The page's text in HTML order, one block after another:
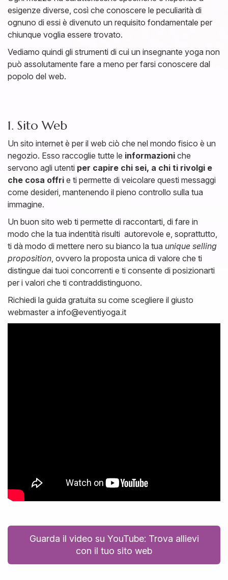
esigenze diverse, così che conoscere le peculiarità di
ognuno di essi è divenuto un requisito fondamentale per
chiunque voglia essere trovato.
Vediamo quindi gli strumenti di cui un insegnante yoga non
può assolutamente fare a meno per farsi conoscere dal
popolo del web.
1. Sito Web
Un sito internet è per il web ciò che nel mondo fisico è un
negozio. Esso raccoglie tutte le informazioni che
servono agli utenti per capire chi sei, a chi ti rivolgi e
che cosa offri e ti permette di veicolare questi messaggi
come desideri, mantenendo il pieno controllo sulla tua
immagine.
Un buon sito web ti permette di raccontarti, di fare in
modo che la tua indentità risulti autorevole e, soprattutto,
ti dà modo di mettere nero su bianco la tua unique selling
proposition , ovvero la proposta unica di valore che ti
distingue dai tuoi concorrenti e ti consente di posizionarti
per i valori che ti contraddistinguono.
Richiedi la guida gratuita su come scegliere il giusto
webmaster a info@eventiyoga.it
Guarda il video su YouTube: Trova allievi
con il tuo sito web